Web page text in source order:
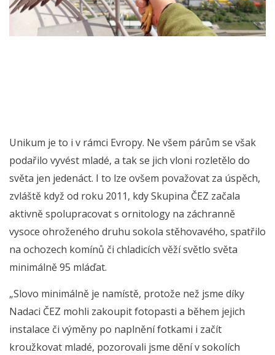
Unikum je to i v rámci Evropy. Ne všem párům se však
podařilo vyvést mladé, a tak se jich vloni rozletělo do
světa jen jedenáct. I to lze ovšem považovat za úspěch,
zvláště když od roku 2011, kdy Skupina ČEZ začala
aktivně spolupracovat s ornitology na záchranně
vysoce ohroženého druhu sokola stěhovavého, spatřilo
na ochozech komínů či chladicích věží světlo světa
minimálně 95 mláďat.
„Slovo minimálně je namístě, protože než jsme díky
Nadaci ČEZ mohli zakoupit fotopasti a během jejich
instalace či výměny po naplnění fotkami i začít
kroužkovat mladé, pozorovali jsme dění v sokolích